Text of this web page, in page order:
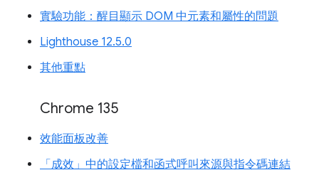
實驗功能：醒目顯示 DOM 中元素和屬性的問題
Lighthouse 12.5.0
其他重點
Chrome 135
效能面板改善
「成效」中的設定檔和函式呼叫來源與指令碼連結